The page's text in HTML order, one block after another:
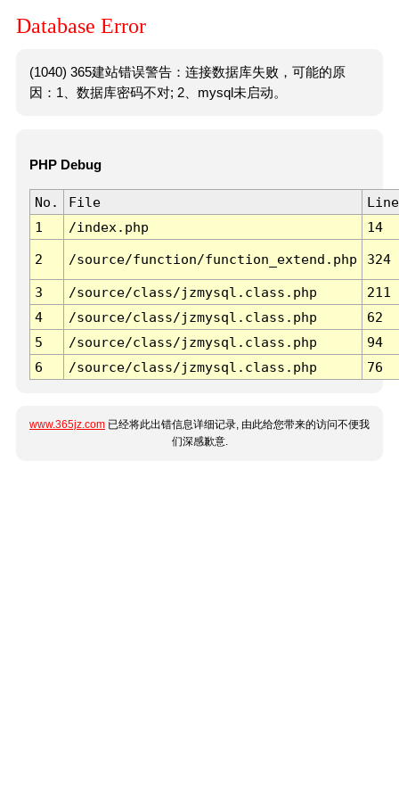
Database Error
(1040) 365建站错误警告：连接数据库失败，可能的原
因：1、数据库密码不对; 2、mysql未启动。
PHP Debug
No. File
Line
1
/index.php 14
2 /source/function/function_extend.php 324
3 /source/class/jzmysql.class.php
211
4
/source/class/jzmysql.class.php
62
5
/source/class/jzmysql.class.php
94
6
/source/class/jzmysql.class.php 76
www.365jz.com 已经将此出错信息详细记录, 由此给您带来的访问不便我
们深感歉意.